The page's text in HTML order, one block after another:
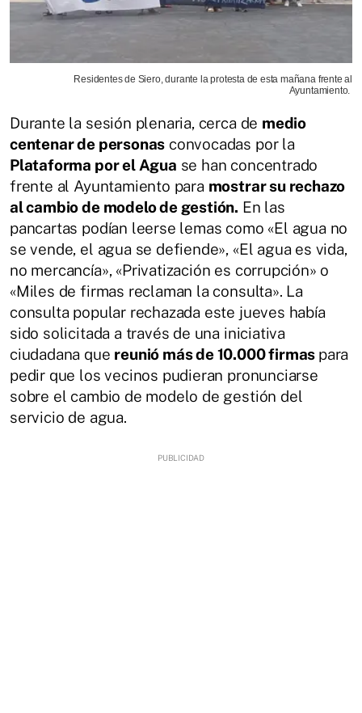
Residentes de Siero, durante la protesta de esta mañana frente al
Ayuntamiento.
Durante la sesión plenaria, cerca de medio
centenar de personas convocadas por la
Plataforma por el Agua se han concentrado
frente al Ayuntamiento para mostrar su rechazo
al cambio de modelo de gestión. En las
pancartas podían leerse lemas como «El agua no
se vende, el agua se defiende», «El agua es vida,
no mercancía», «Privatización es corrupción» o
«Miles de firmas reclaman la consulta». La
consulta popular rechazada este jueves había
sido solicitada a través de una iniciativa
ciudadana que reunió más de 10.000 firmas para
pedir que los vecinos pudieran pronunciarse
sobre el cambio de modelo de gestión del
servicio de agua.